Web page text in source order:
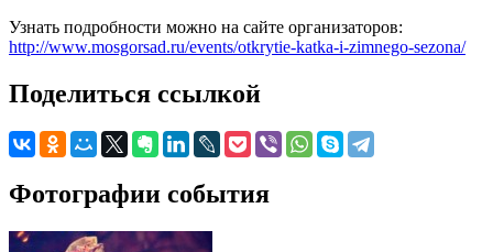
Узнать подробности можно на сайте организаторов:
http://www.mosgorsad.ru/events/otkrytie-katka-i-zimnego-sezona/
Поделиться ссылкой
Фотографии события